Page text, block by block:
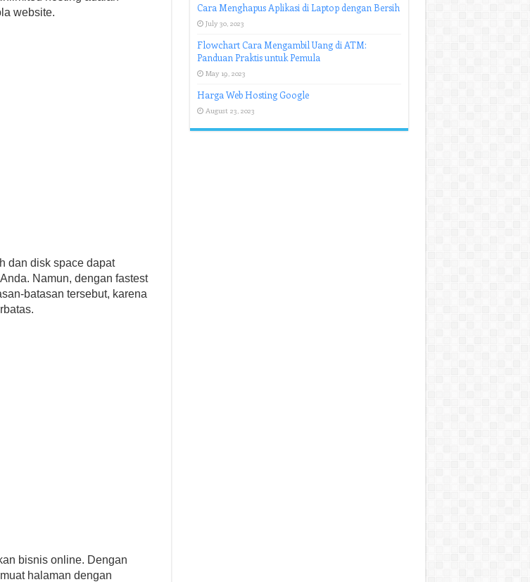
website.
dan disk space dapat
Namun, dengan fastest
batasan tersebut, karena
bisnis online. Dengan
halaman dengan
Cara Menghapus Aplikasi di Laptop dengan Bersih
July 30, 2023
Flowchart Cara Mengambil Uang di ATM:
Panduan Praktis untuk Pemula
May 19, 2023
Harga Web Hosting Google
August 23, 2023